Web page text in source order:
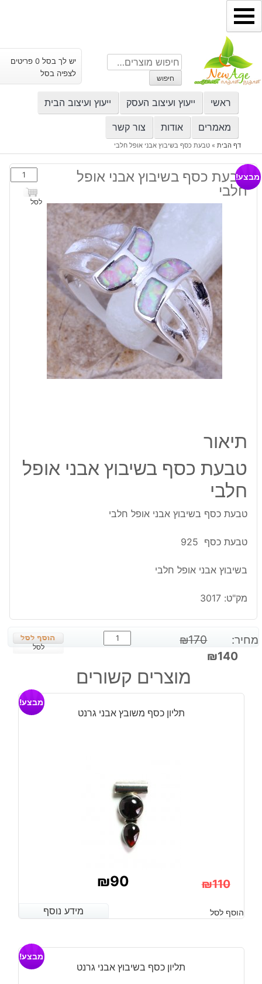
דילוג
לתוכן
חיפוש
עבור:
חיפוש
יש לך בסל 0 פריטים
לצפיה בסל
ראשי ייעוץ ועיצוב העסק ייעוץ ועיצוב הבית
מאמרים אודות צור קשר
דף הבית» טבעת כסף בשיבוץ אבני אופל חלבי
טבעת כסף בשיבוץ אבני אופל
חלבי
כמות
של
טבעת
לסל
מבצע!
תיאור
טבעת כסף בשיבוץ אבני אופל
חלבי
טבעת כסף בשיבוץ אבני אופל חלבי
טבעת כסף 925
בשיבוץ אבני אופל חלבי
מק"ט: 3017
מחיר: ₪170
המחיר
₪140
המחיר
הנוכחי
הוא:
כמות
של
כסף
בשיבוץ
אופל
לסל
מוצרים קשורים
תליון כסף משובץ אבני גרנט
מבצע!
₪110
המקורי
היה:
₪90
הנוכחי
הוא:
מידע נוסף הוסף לסל מידע נוסף
תליון כסף בשיבוץ אבני גרנט
מבצע!